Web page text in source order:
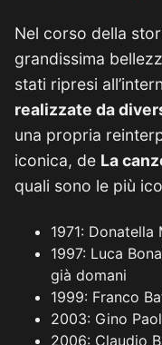
Nel corso della
grandissima
stati ripresi
realizzate da
una propria
iconica, de La
quali sono le più
1971:
1997: Luca
già domani
1999: Franco
2003: Gino
2006: Claudio